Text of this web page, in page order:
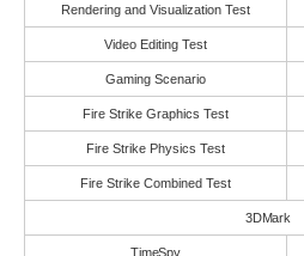
Rendering and Visualization Test
Video Editing Test
Gaming Scenario
Fire Strike Graphics Test
Fire Strike Physics Test
Fire Strike Combined Test
3DMark
TimeSpy